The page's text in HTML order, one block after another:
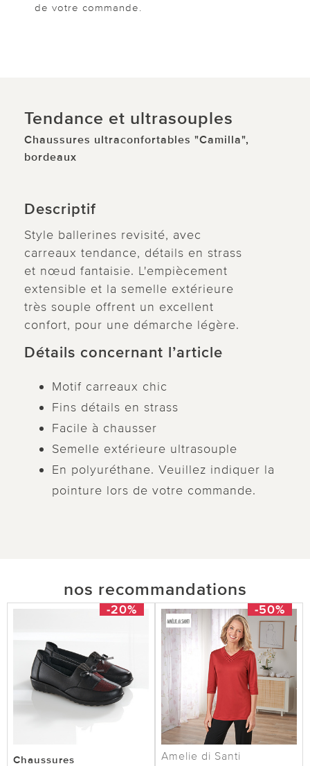
de votre commande.
Tendance et ultrasouples
Chaussures ultraconfortables "Camilla",
bordeaux
Descriptif
Style ballerines revisité, avec
carreaux tendance, détails en strass
et nœud fantaisie. L'empiècement
extensible et la semelle extérieure
très souple offrent un excellent
confort, pour une démarche légère.
Détails concernant l’article
Motif carreaux chic
Fins détails en strass
Facile à chausser
Semelle extérieure ultrasouple
En polyuréthane. Veuillez indiquer la
pointure lors de votre commande.
nos recommandations
-20%
Chaussures
-50%
Amelie di Santi